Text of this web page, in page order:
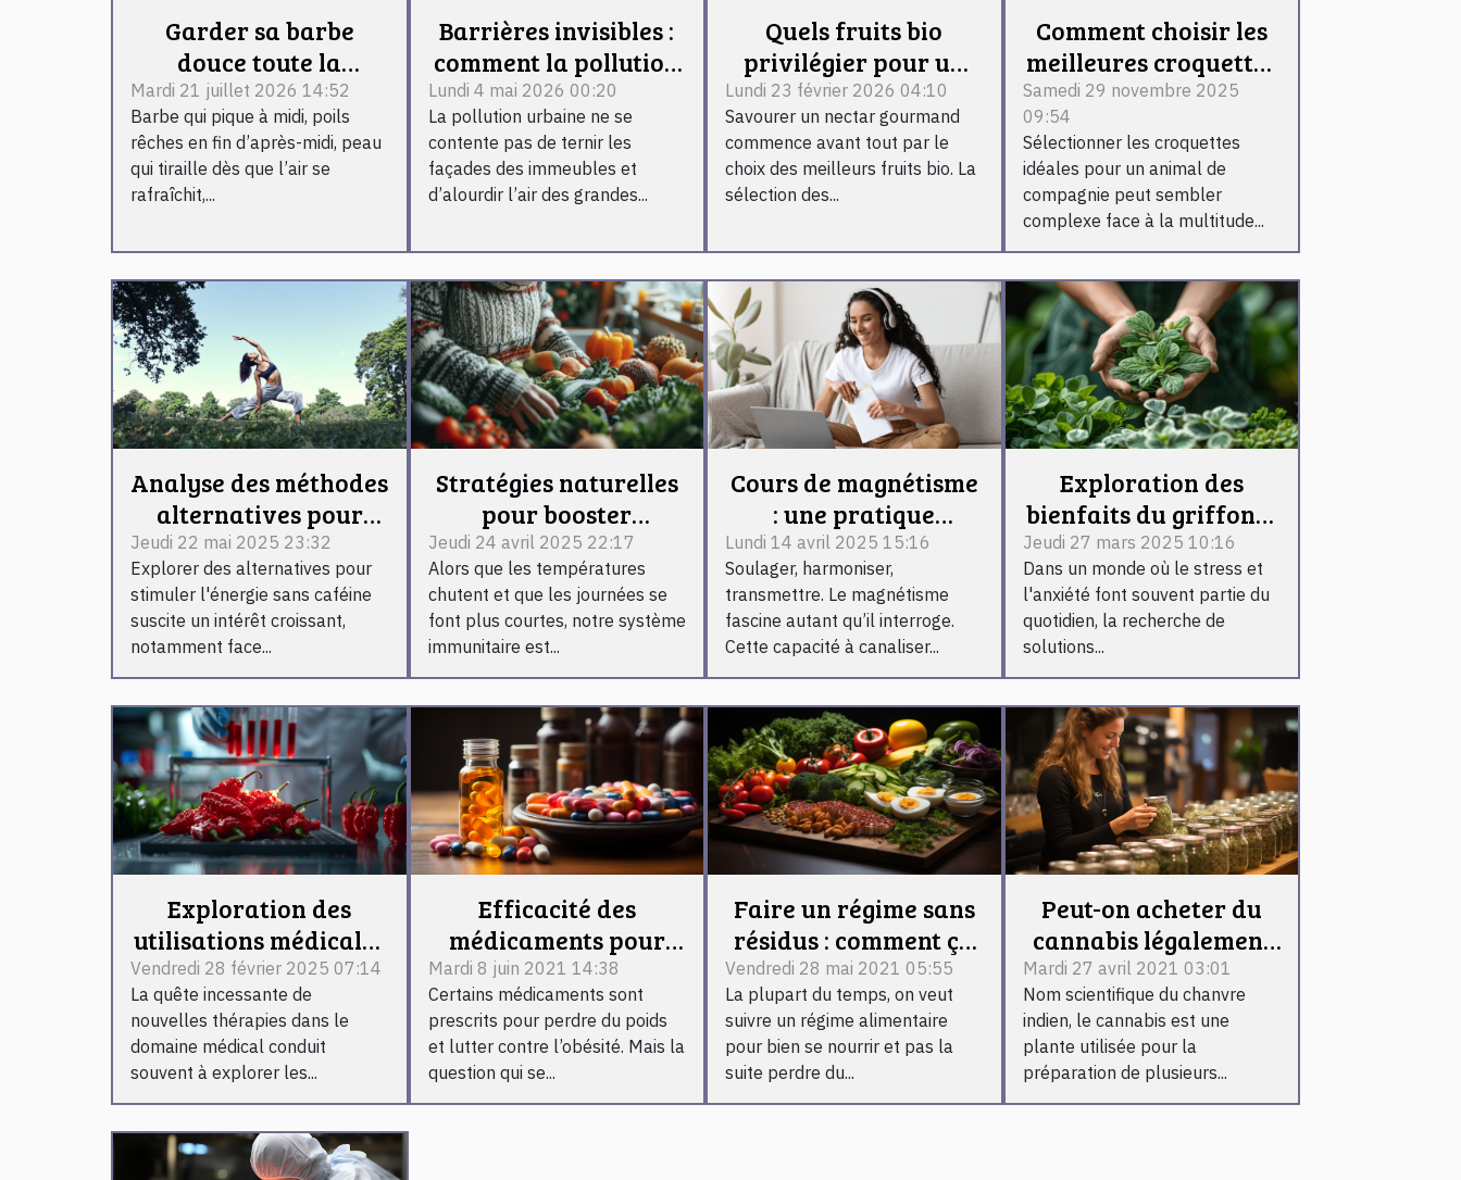
Garder sa barbe
douce toute la
journée, mission
impossible sans ce
geste ?
Mardi 21 juillet 2026 14:52
Barbe qui pique à midi, poils
rêches en fin d’après-midi, peau
qui tiraille dès que l’air se
rafraîchit,...
Barrières invisibles :
comment la pollution
urbaine s’attaque à
notre beauté
Lundi 4 mai 2026 00:20
La pollution urbaine ne se
contente pas de ternir les
façades des immeubles et
d’alourdir l’air des grandes...
Quels fruits bio
privilégier pour un
nectar gourmand ?
Lundi 23 février 2026 04:10
Savourer un nectar gourmand
commence avant tout par le
choix des meilleurs fruits bio. La
sélection des...
Comment choisir les
meilleures croquettes
adaptées aux besoins
spécifiques de votre
animal ?
Samedi 29 novembre 2025
09:54
Sélectionner les croquettes
idéales pour un animal de
compagnie peut sembler
complexe face à la multitude...
Analyse des méthodes
alternatives pour
booster l'énergie sans
caféine
Jeudi 22 mai 2025 23:32
Explorer des alternatives pour
stimuler l'énergie sans caféine
suscite un intérêt croissant,
notamment face...
Stratégies naturelles
pour booster
l'immunité pendant la
saison froide
Jeudi 24 avril 2025 22:17
Alors que les températures
chutent et que les journées se
font plus courtes, notre système
immunitaire est...
Cours de magnétisme
: une pratique
énergétique
accessible à tous
Lundi 14 avril 2025 15:16
Soulager, harmoniser,
transmettre. Le magnétisme
fascine autant qu’il interroge.
Cette capacité à canaliser...
Exploration des
bienfaits du griffonia
et du brahmi pour le
bien-être mental
Jeudi 27 mars 2025 10:16
Dans un monde où le stress et
l'anxiété font souvent partie du
quotidien, la recherche de
solutions...
Exploration des
utilisations médicales
du piment Dragon’s
Breath
Vendredi 28 février 2025 07:14
La quête incessante de
nouvelles thérapies dans le
domaine médical conduit
souvent à explorer les...
Efficacité des
médicaments pour
perdre du poids,
parlons-en
Mardi 8 juin 2021 14:38
Certains médicaments sont
prescrits pour perdre du poids
et lutter contre l’obésité. Mais la
question qui se...
Faire un régime sans
résidus : comment ça
marche
Vendredi 28 mai 2021 05:55
La plupart du temps, on veut
suivre un régime alimentaire
pour bien se nourrir et pas la
suite perdre du...
Peut-on acheter du
cannabis légalement
en France ?
Mardi 27 avril 2021 03:01
Nom scientifique du chanvre
indien, le cannabis est une
plante utilisée pour la
préparation de plusieurs...